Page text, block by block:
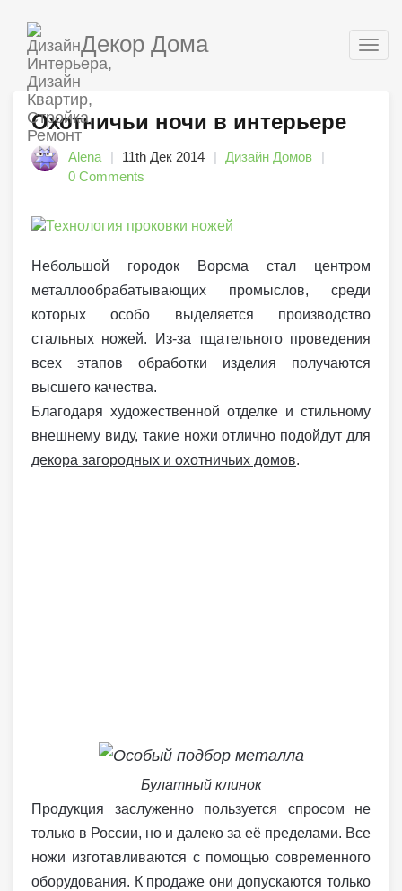
Декор Дома
Охотничьи ночи в интерьере
Alena 11th Дек 2014
Дизайн Домов
0 Comments
Небольшой городок Ворсма стал центром
металлообрабатывающих промыслов, среди
которых особо выделяется производство
стальных ножей. Из-за тщательного проведения
всех этапов обработки изделия получаются
высшего качества.
Благодаря художественной отделке и стильному
внешнему виду, такие ножи отлично подойдут для
декора загородных и охотничьих домов.
Булатный клинок
Продукция заслуженно пользуется спросом не
только в России, но и далеко за её пределами. Все
ножи изготавливаются с помощью современного
оборудования. К продаже они допускаются только